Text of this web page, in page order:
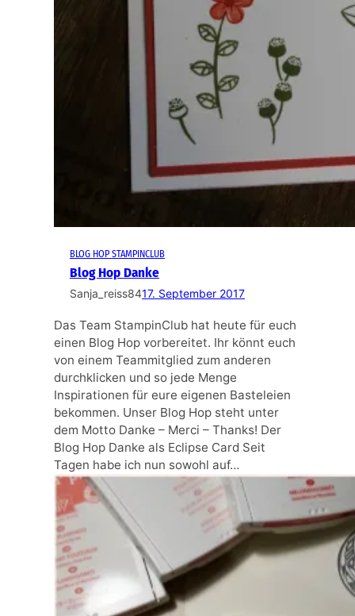
BLOG HOP STAMPINCLUB
Blog Hop Danke
Sanja_reiss8417. September 2017
Das Team StampinClub hat heute für euch
einen Blog Hop vorbereitet. Ihr könnt euch
von einem Teammitglied zum anderen
durchklicken und so jede Menge
Inspirationen für eure eigenen Basteleien
bekommen. Unser Blog Hop steht unter
dem Motto Danke – Merci – Thanks! Der
Blog Hop Danke als Eclipse Card Seit
Tagen habe ich nun sowohl auf…